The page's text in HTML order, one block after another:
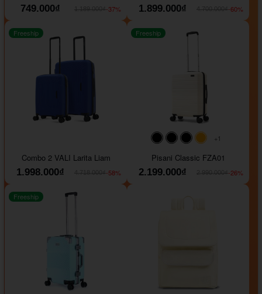
749.000₫
-37%
1.899.000₫
-60%
Freeship
Combo 2 VALI Larita Liam
1.998.000₫
-58%
#000000#000000#000000
+1
Freeship
Pisani Classic FZA01
2.199.000₫
-26%
Freeship